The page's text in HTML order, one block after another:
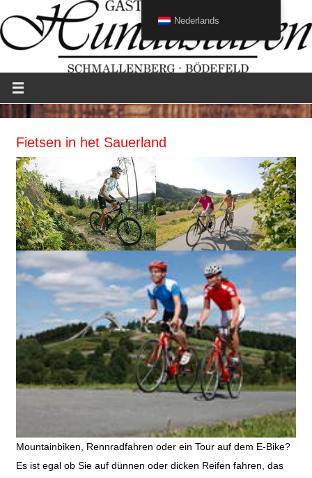
Fietsen in het Sauerland
Mountainbiken, Rennradfahren oder ein Tour auf dem E-Bike?
Es ist egal ob Sie auf dünnen oder dicken Reifen fahren, das
Nederlands